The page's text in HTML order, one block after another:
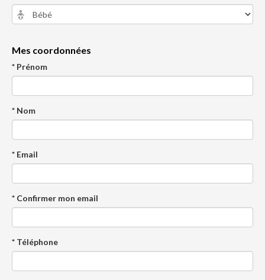
Mes coordonnées
* Prénom
* Nom
* Email
* Confirmer mon email
* Téléphone